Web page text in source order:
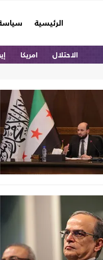
الرئيسية
(current)
الاحتلال امريكا